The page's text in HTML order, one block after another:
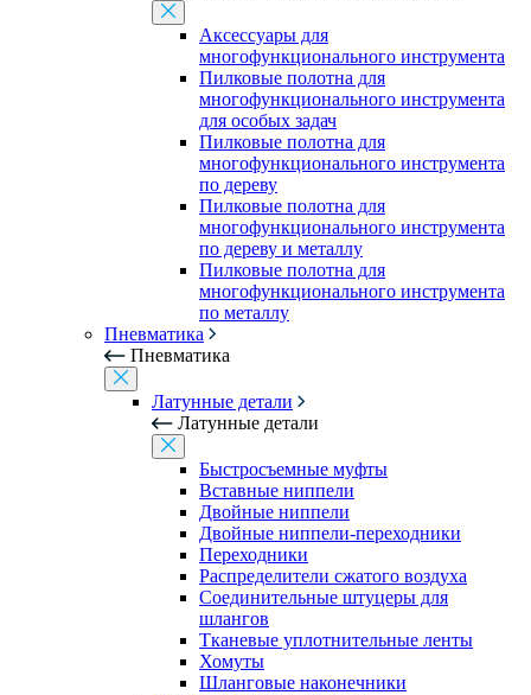
Аксессуары для
многофункционального инструмента
Пилковые полотна для
многофункционального инструмента
для особых задач
Пилковые полотна для
многофункционального инструмента
по дереву
Пилковые полотна для
многофункционального инструмента
по дереву и металлу
Пилковые полотна для
многофункционального инструмента
по металлу
Пневматика
Пневматика
Латунные детали
Латунные детали
Быстросъемные муфты
Вставные ниппели
Двойные ниппели
Двойные ниппели-переходники
Переходники
Распределители сжатого воздуха
Соединительные штуцеры для
шлангов
Тканевые уплотнительные ленты
Хомуты
Шланговые наконечники